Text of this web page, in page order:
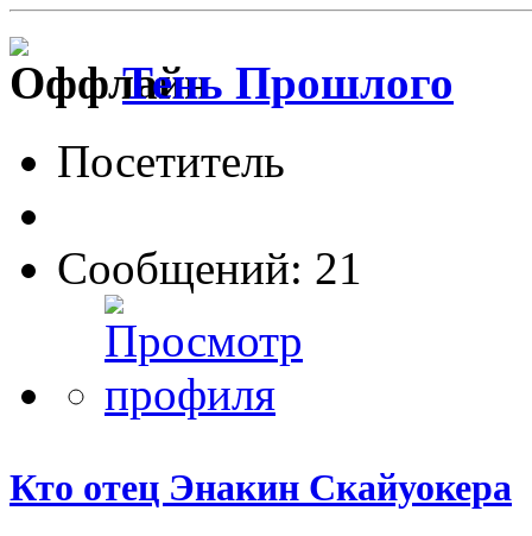
Тень Прошлого
Посетитель
Сообщений: 21
Кто отец Энакин Скайуокера